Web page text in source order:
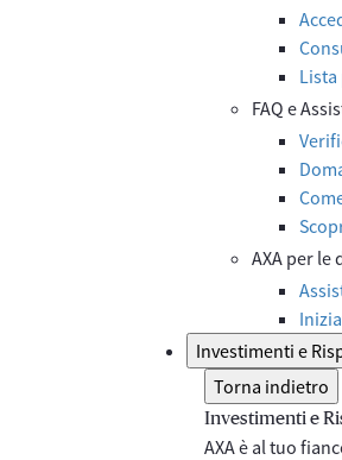
FAQ e
AXA per le
Investimenti e
Torna indietro
Investimenti e
AXA è al tuo